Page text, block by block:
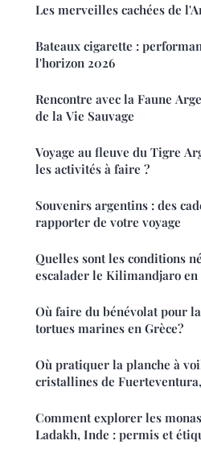
Les merveilles cachées de
Bateaux cigarette :
l'horizon 2026
Rencontre avec la Faune
de la Vie Sauvage
Voyage au fleuve du Tigre
les activités à faire ?
Souvenirs argentins : des
rapporter de votre voyage
Quelles sont les conditions
escalader le Kilimandjaro en
Où faire du bénévolat pour
tortues marines en Grèce?
Où pratiquer la planche à
cristallines de
Comment explorer les
Ladakh, Inde : permis et